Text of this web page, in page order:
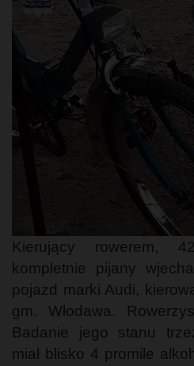
Kierujący rowerem,
kompletnie pijany
pojazd marki Audi,
gm. Włodawa.
Badanie jego stanu
miał blisko 4 promile